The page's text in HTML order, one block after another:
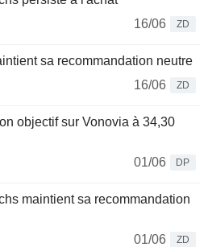
16/06
ZD
sa recommandation neutre
16/06
ZD
objectif sur Vonovia à 34,30
01/06
DP
maintient sa recommandation
01/06
ZD